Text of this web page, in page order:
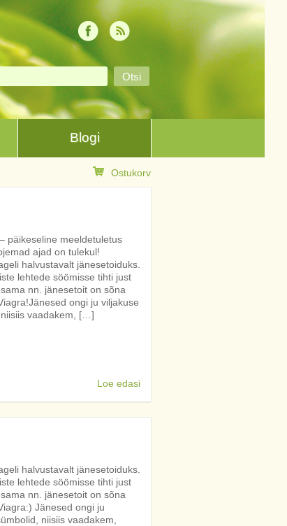
Blogi
Ostukorv
päikeseline meeldetuletus
ajad on tulekul!
halvustavalt jänesetoiduks.
lehtede söömisse tihti just
nn. jänesetoit on sõna
ongi ju viljakuse
vaadakem, […]
Loe edasi
halvustavalt jänesetoiduks.
lehtede söömisse tihti just
nn. jänesetoit on sõna
Jänesed ongi ju
niisiis vaadakem,